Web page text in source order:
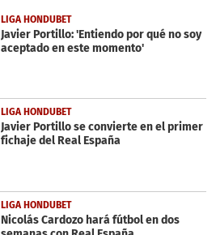
LIGA HONDUBET
Javier Portillo: 'Entiendo por qué no soy
aceptado en este momento'
LIGA HONDUBET
Javier Portillo se convierte en el primer
fichaje del Real España
LIGA HONDUBET
Nicolás Cardozo hará fútbol en dos